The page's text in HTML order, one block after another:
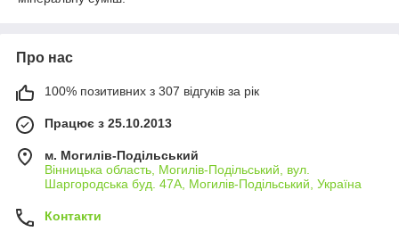
Про нас
100% позитивних з 307 відгуків за рік
Працює з 25.10.2013
м. Могилів-Подільський
Вінницька область, Могилів-Подільський, вул.
Шаргородська буд. 47А, Могилів-Подільський, Україна
Контакти